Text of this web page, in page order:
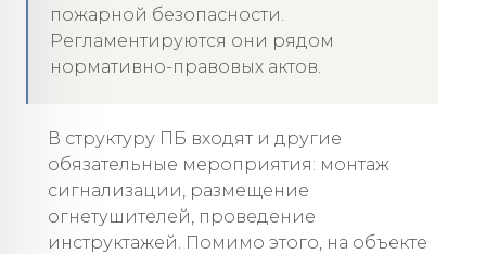
пожарной безопасности.
Регламентируются они рядом
нормативно-правовых актов.
В структуру ПБ входят и другие
обязательные мероприятия: монтаж
сигнализации, размещение
огнетушителей, проведение
инструктажей. Помимо этого, на объекте